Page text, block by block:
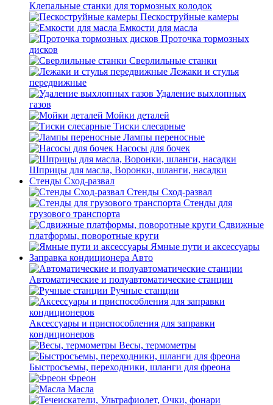
Клепальные станки для тормозных колодок
Пескоструйные камеры
Емкости для масла
Проточка тормозных
дисков
Сверлильные станки
Лежаки и стулья
передвижные
Удаление выхлопных
газов
Мойки деталей
Тиски слесарные
Лампы переносные
Насосы для бочек
Шприцы для масла, Воронки, шланги, насадки
Стенды Сход-развал
Стенды Сход-развал
Стенды для
грузового транспорта
Сдвижные
платформы, поворотные круги
Ямные пути и аксессуары
Заправка кондиционера Авто
Автоматические и полуавтоматические станции
Ручные станции
Аксессуары и приспособления для заправки
кондиционеров
Весы, термометры
Быстросъемы, переходники, шланги для фреона
Фреон
Масла